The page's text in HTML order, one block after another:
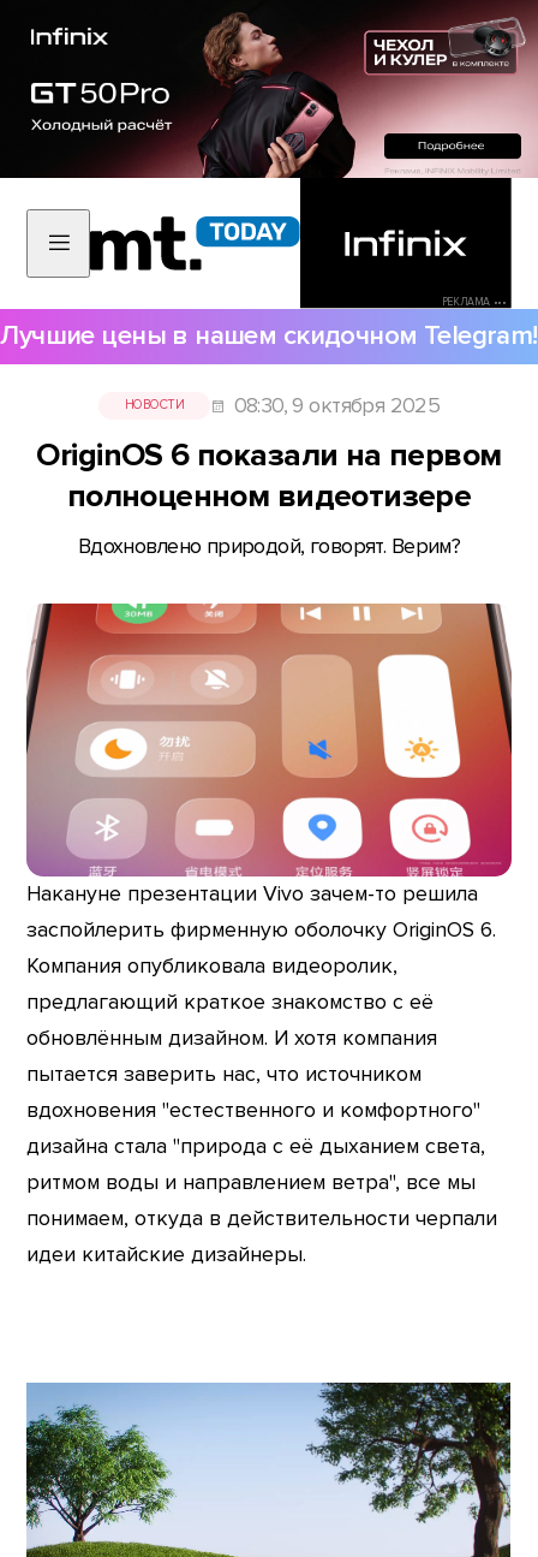
РЕКЛАМА •••
Лучшие цены в нашем скидочном Telegram!
НОВОСТИ 08:30, 9 октября 2025
OriginOS 6 показали на первом
полноценном видеотизере
Вдохновлено природой, говорят. Верим?
Накануне презентации Vivo зачем-то решила
заспойлерить фирменную оболочку OriginOS 6.
Компания опубликовала видеоролик,
предлагающий краткое знакомство с её
обновлённым дизайном. И хотя компания
пытается заверить нас, что источником
вдохновения "естественного и комфортного"
дизайна стала "природа с её дыханием света,
ритмом воды и направлением ветра", все мы
понимаем, откуда в действительности черпали
идеи китайские дизайнеры.